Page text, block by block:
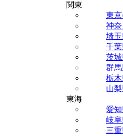
関東
東
神
埼
千
茨
群
栃
山
東海
愛
岐
三